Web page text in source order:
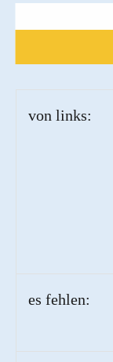
von links:
es fehlen: